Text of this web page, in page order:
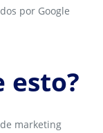
por Google
esto?
marketing